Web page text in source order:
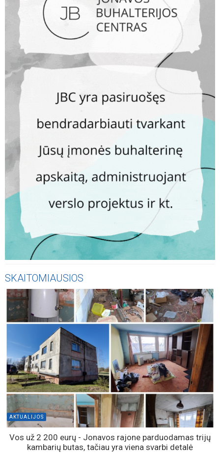
SKAITOMIAUSIOS
AKTUALIJOS
Vos už 2 200 eurų - Jonavos rajone parduodamas trijų
kambarių butas, tačiau yra viena svarbi detalė